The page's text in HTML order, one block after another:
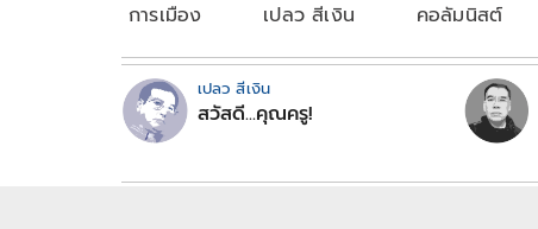
การเมือง เปลว สีเงิน คอลัมนิสต์
เปลว สีเงิน
สวัสดี...คุณครู!